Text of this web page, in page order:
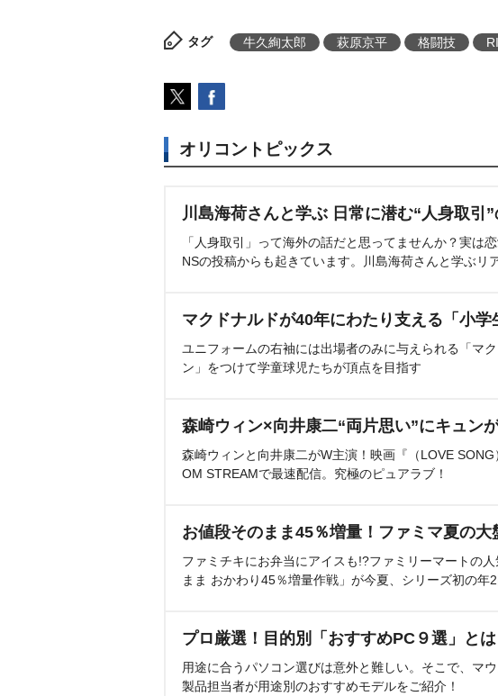
タグ 牛久絢太郎 萩原京平 格闘技
オリコントピックス
川島海荷さんと学ぶ 日常に潜む“人身取引
「人身取引」って海外の話だと思ってませんか？実は
NSの投稿からも起きています。川島海荷さんと学ぶリ
マクドナルドが40年にわたり支える「小学
ユニフォームの右袖には出場者のみに与えられる「マ
ン」をつけて学童球児たちが頂点を目指す
森崎ウィン×向井康二“両片思い”にキュン
森崎ウィンと向井康二がW主演！映画『（LOVE
OM STREAMで最速配信。究極のピュアラブ！
お値段そのまま45％増量！ファミマ夏の大
ファミチキにお弁当にアイスも!?ファミリーマートの
まま おかわり45％増量作戦」が今夏、シリーズ初の年2
プロ厳選！目的別「おすすめPC９選」とは
用途に合うパソコン選びは意外と難しい。そこで、マ
製品担当者が用途別のおすすめモデルをご紹介！